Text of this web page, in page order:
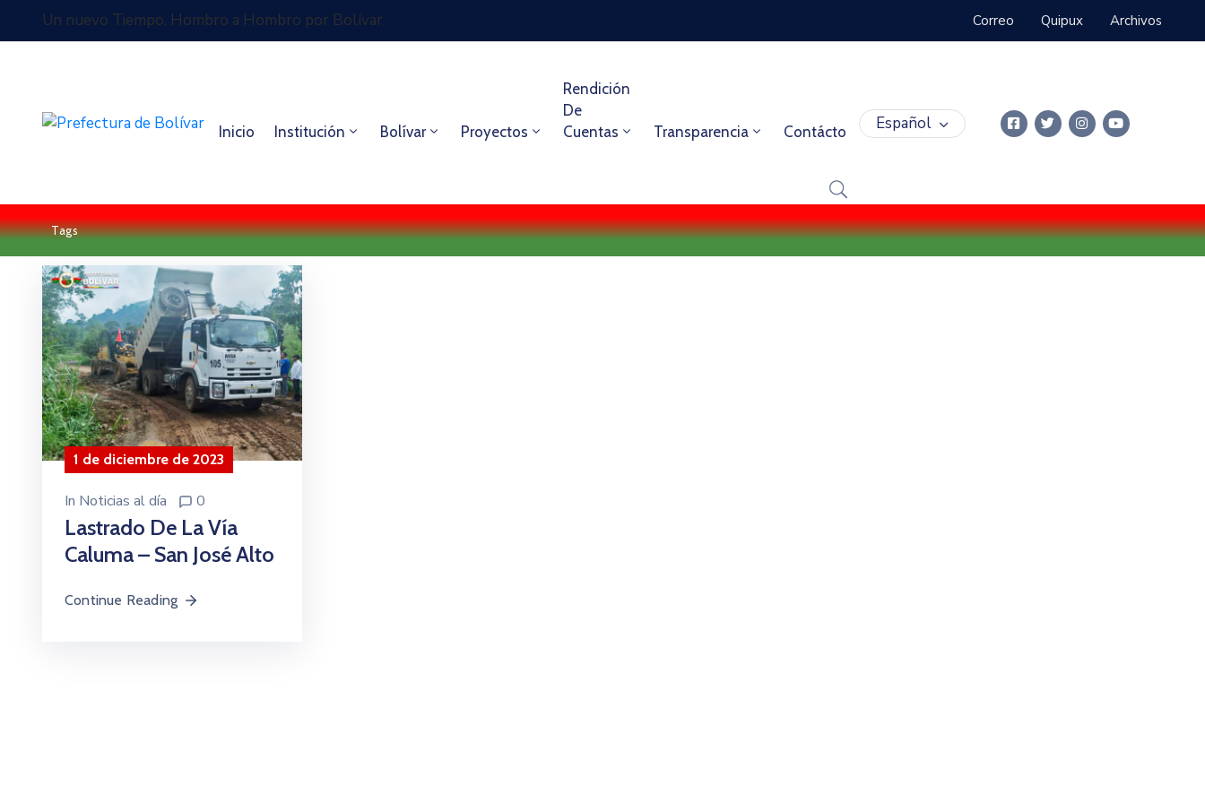
Un nuevo Tiempo, Hombro a Hombro por Bolívar Correo Quipux Archivos
Inicio Institución Bolívar Proyectos
Rendición
De
Cuentas
Transparencia Contácto Español
Tags
1 de diciembre de 2023
In Noticias al día 0
Lastrado De La Vía
Caluma – San José Alto
Continue Reading